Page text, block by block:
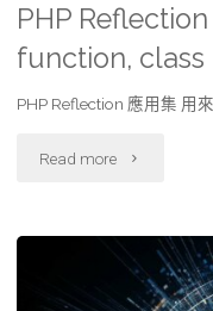
PHP
function, class
PHP Reflection 應用集 用
Read more "PHP
用